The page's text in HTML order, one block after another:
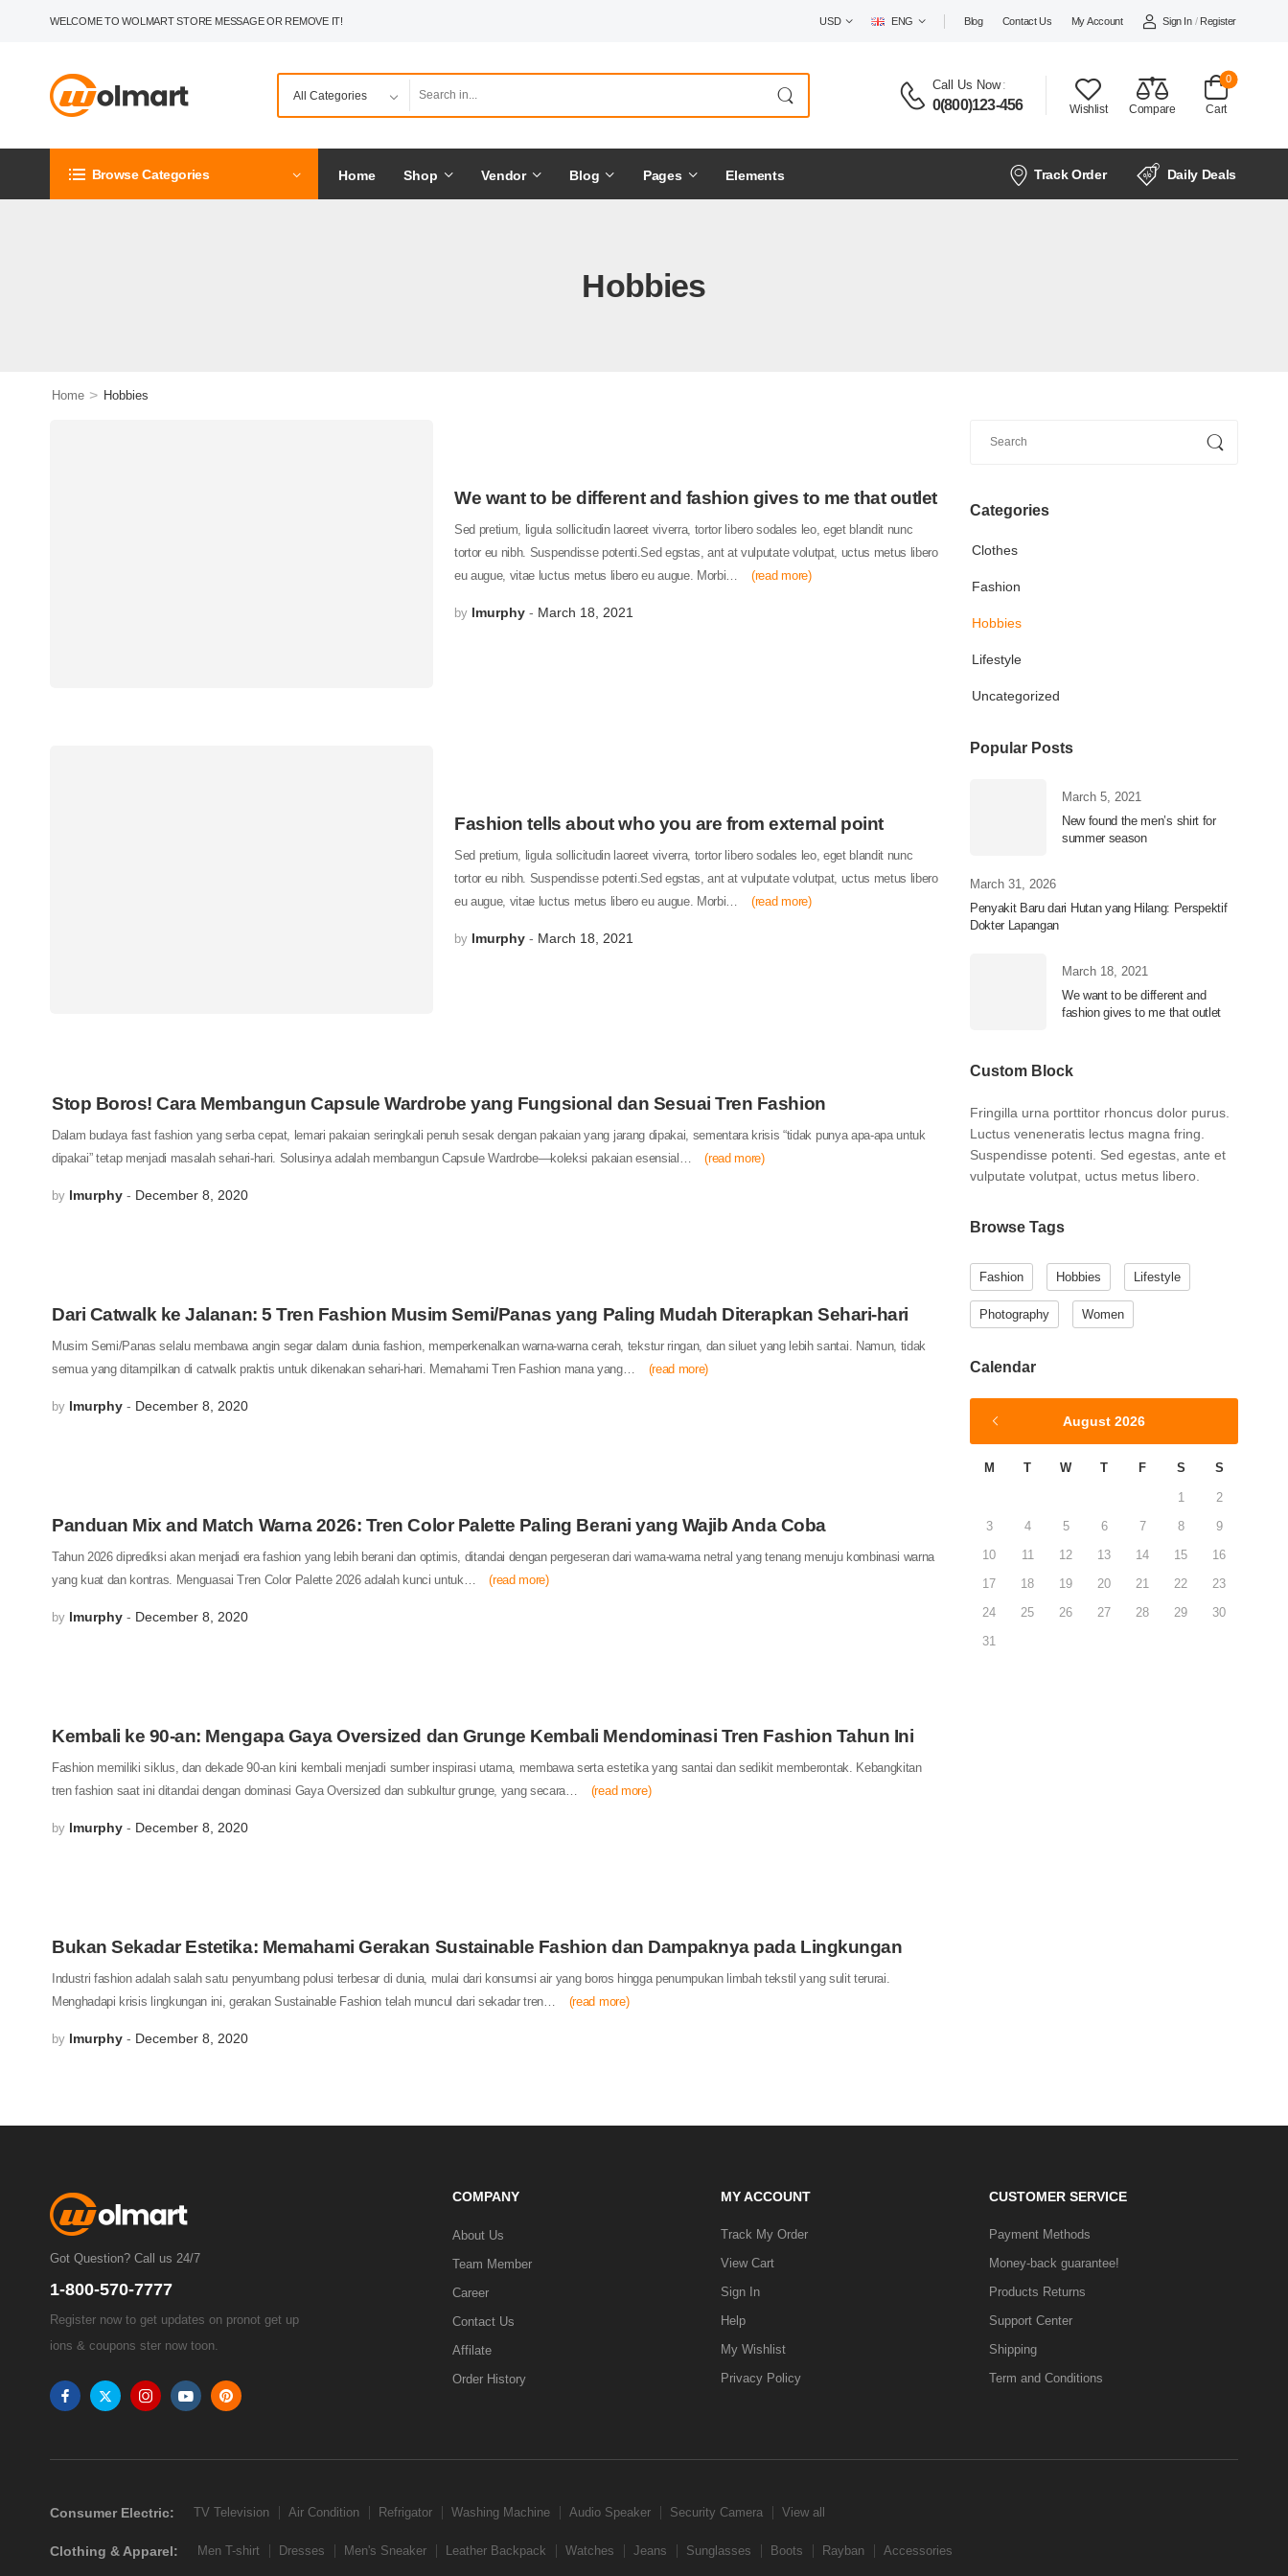
WELCOME TO WOLMART STORE MESSAGE OR REMOVE IT! USD ENG Blog Contact Us My Account Sign In / Register
Call Us Now :
0(800)123-456 Wishlist Compare Cart
0
Browse Categories Home Shop Vendor Blog Pages Elements Track Order Daily Deals
Hobbies
Home > Hobbies
Categories
Clothes
Fashion
Hobbies
Lifestyle
Uncategorized
Popular Posts
March 5, 2021
New found the men’s shirt for
summer season
March 31, 2026
Penyakit Baru dari Hutan yang Hilang: Perspektif
Dokter Lapangan
March 18, 2021
We want to be different and
fashion gives to me that outlet
Custom Block
Fringilla urna porttitor rhoncus dolor purus.
Luctus veneneratis lectus magna fring.
Suspendisse potenti. Sed egestas, ante et
vulputate volutpat, uctus metus libero.
Browse Tags
Fashion Hobbies Lifestyle
Photography Women
Calendar
August 2026
M T W T F S S
1
2
3
4 5 6 7 8
9
10
11 12 13 14 15
16
17
18 19 20 21 22
23
24
25 26 27 28 29
30
31
We want to be different and fashion gives to me that outlet
Sed pretium, ligula sollicitudin laoreet viverra, tortor libero sodales leo, eget blandit nunc
tortor eu nibh. Suspendisse potenti.Sed egstas, ant at vulputate volutpat, uctus metus libero
eu augue, vitae luctus metus libero eu augue. Morbi…
(read more)
by lmurphy March 18, 2021
Fashion tells about who you are from external point
Sed pretium, ligula sollicitudin laoreet viverra, tortor libero sodales leo, eget blandit nunc
tortor eu nibh. Suspendisse potenti.Sed egstas, ant at vulputate volutpat, uctus metus libero
eu augue, vitae luctus metus libero eu augue. Morbi…
(read more)
by lmurphy March 18, 2021
Stop Boros! Cara Membangun Capsule Wardrobe yang Fungsional dan Sesuai Tren Fashion
Dalam budaya fast fashion yang serba cepat, lemari pakaian seringkali penuh sesak dengan pakaian yang jarang dipakai, sementara krisis “tidak punya apa-apa untuk
dipakai” tetap menjadi masalah sehari-hari. Solusinya adalah membangun Capsule Wardrobe—koleksi pakaian esensial…
(read more)
by lmurphy December 8, 2020
Dari Catwalk ke Jalanan: 5 Tren Fashion Musim Semi/Panas yang Paling Mudah Diterapkan Sehari-hari
Musim Semi/Panas selalu membawa angin segar dalam dunia fashion, memperkenalkan warna-warna cerah, tekstur ringan, dan siluet yang lebih santai. Namun, tidak
semua yang ditampilkan di catwalk praktis untuk dikenakan sehari-hari. Memahami Tren Fashion mana yang…
(read more)
by lmurphy December 8, 2020
Panduan Mix and Match Warna 2026: Tren Color Palette Paling Berani yang Wajib Anda Coba
Tahun 2026 diprediksi akan menjadi era fashion yang lebih berani dan optimis, ditandai dengan pergeseran dari warna-warna netral yang tenang menuju kombinasi warna
yang kuat dan kontras. Menguasai Tren Color Palette 2026 adalah kunci untuk…
(read more)
by lmurphy December 8, 2020
Kembali ke 90-an: Mengapa Gaya Oversized dan Grunge Kembali Mendominasi Tren Fashion Tahun Ini
Fashion memiliki siklus, dan dekade 90-an kini kembali menjadi sumber inspirasi utama, membawa serta estetika yang santai dan sedikit memberontak. Kebangkitan
tren fashion saat ini ditandai dengan dominasi Gaya Oversized dan subkultur grunge, yang secara…
(read more)
by lmurphy December 8, 2020
Bukan Sekadar Estetika: Memahami Gerakan Sustainable Fashion dan Dampaknya pada Lingkungan
Industri fashion adalah salah satu penyumbang polusi terbesar di dunia, mulai dari konsumsi air yang boros hingga penumpukan limbah tekstil yang sulit terurai.
Menghadapi krisis lingkungan ini, gerakan Sustainable Fashion telah muncul dari sekadar tren…
(read more)
by lmurphy December 8, 2020
Got Question? Call us 24/7
1-800-570-7777
Register now to get updates on pronot get up
ions & coupons ster now toon.
COMPANY
About Us
Team Member
Career
Contact Us
Affilate
Order History
MY ACCOUNT
Track My Order
View Cart
Sign In
Help
My Wishlist
Privacy Policy
CUSTOMER SERVICE
Payment Methods
Money-back guarantee!
Products Returns
Support Center
Shipping
Term and Conditions
Consumer Electric: TV Television Air Condition Refrigator Washing Machine Audio Speaker Security Camera View all
Clothing & Apparel: Men T-shirt Dresses Men's Sneaker Leather Backpack Watches Jeans Sunglasses Boots Rayban Accessories